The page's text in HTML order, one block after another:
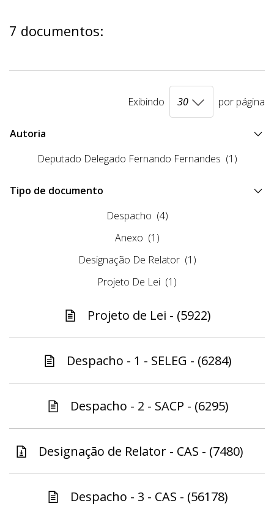
7 documentos:
Exibindo por página
Autoria
Deputado Delegado Fernando Fernandes (1)
Tipo de documento
Despacho (4)
Anexo (1)
Designação De Relator (1)
Projeto De Lei (1)
Projeto de Lei - (5922)
Despacho - 1 - SELEG - (6284)
Despacho - 2 - SACP - (6295)
Designação de Relator - CAS - (7480)
Despacho - 3 - CAS - (56178)